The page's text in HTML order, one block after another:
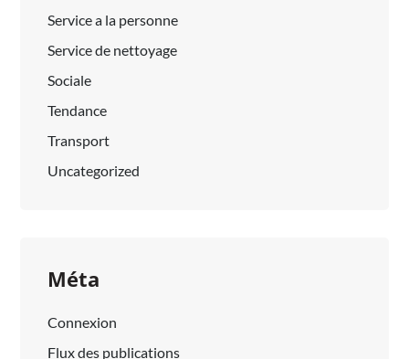
Service a la personne
Service de nettoyage
Sociale
Tendance
Transport
Uncategorized
Méta
Connexion
Flux des publications